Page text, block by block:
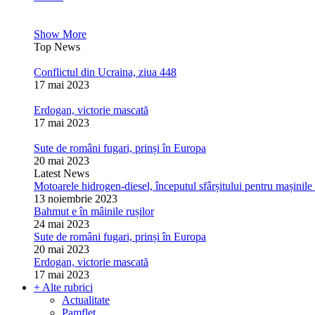
Show More
Top News
Conflictul din Ucraina, ziua 448
17 mai 2023
Erdogan, victorie mascată
17 mai 2023
Sute de români fugari, prinși în Europa
20 mai 2023
Latest News
Motoarele hidrogen-diesel, începutul sfârșitului pentru mașinile
13 noiembrie 2023
Bahmut e în mâinile rușilor
24 mai 2023
Sute de români fugari, prinși în Europa
20 mai 2023
Erdogan, victorie mascată
17 mai 2023
+ Alte rubrici
Actualitate
Pamflet